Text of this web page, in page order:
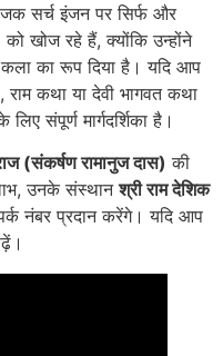
सर्च इंजन पर सिर्फ और
को खोज रहे हैं, क्योंकि उन्होंने
का रूप दिया है। यदि आप
कथा या देवी भागवत कथा
संपूर्ण मार्गदर्शिका है।
(संकर्षण रामानुज दास) की
उनके संस्थानश्री राम देशिक
नंबर प्रदान करेंगे। यदि आप